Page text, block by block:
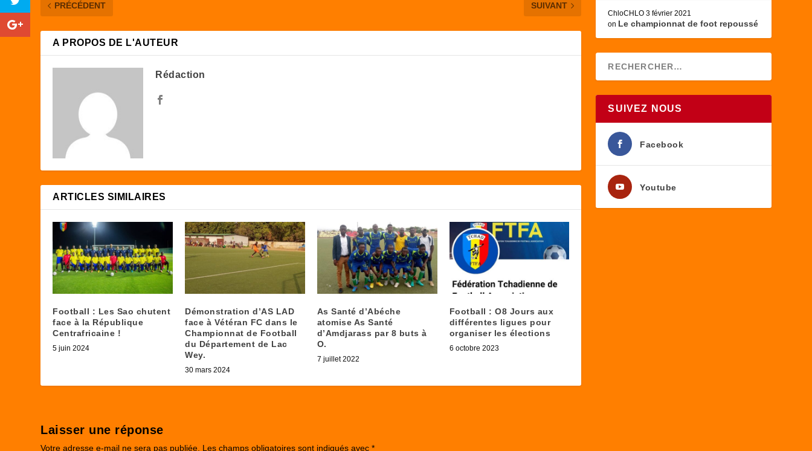
PRÉCÉDENT
SUIVANT
A PROPOS DE L'AUTEUR
Rédaction
ARTICLES SIMILAIRES
Football : Les Sao chutent
face à la République
Centrafricaine !
5 juin 2024
Démonstration d’AS LAD
face à Vétéran FC dans le
Championnat de Football
du Département de Lac
Wey.
30 mars 2024
As Santé d’Abéche
atomise As Santé
d’Amdjarass par 8 buts à
O.
7 juillet 2022
Football : O8 Jours aux
différentes ligues pour
organiser les élections
6 octobre 2023
Laisser une réponse
Votre adresse e-mail ne sera pas publiée. Les champs obligatoires sont indiqués avec*
ChloCHLO 3 février 2021
on Le championnat de foot repoussé
SUIVEZ NOUS
Facebook
Youtube